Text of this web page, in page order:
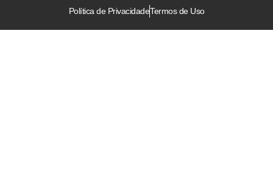
Política de PrivacidadeTermos de Uso